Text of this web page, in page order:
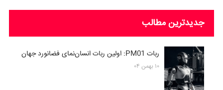
جدیدترین مطالب
ربات PM01: اولین ربات انسان‌نمای فضانورد جهان
۱۰ بهمن ۰۴